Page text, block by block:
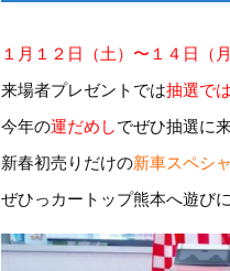
１月１２日（土）〜１４日（
来場者プレゼントでは抽選で
今年の運だめしでぜひ抽選に
新春初売りだけの新車スペシ
ぜひっカートップ熊本へ遊び